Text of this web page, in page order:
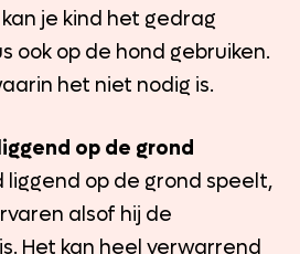
je kind het gedrag
ook op de hond gebruiken.
het niet nodig is.
op de grond
liggend op de grond speelt,
alsof hij de
Het kan heel verwarrend